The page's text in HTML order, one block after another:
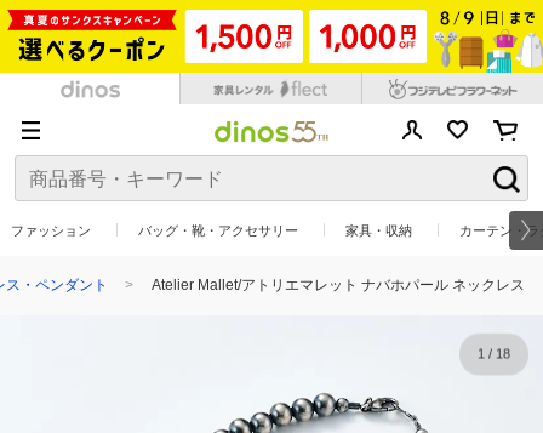
ファッション バッグ・靴・アクセサリー 家具・収納 カーテン・
ス・ペンダント Atelier Mallet/アトリエマレット ナバホパール ネックレス
1/ 18